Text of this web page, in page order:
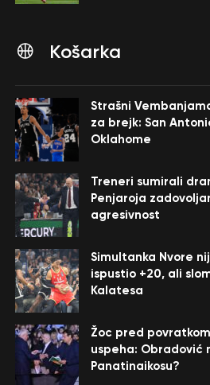
Košarka
Strašni
za brejk: San
Oklahome
Treneri sumirali
Penjaroja
agresivnost
Simultanka Nvore
ispustio +20, ali
Kalatesa
Žoc pred
uspeha: Obradović
Panatinaikosu?